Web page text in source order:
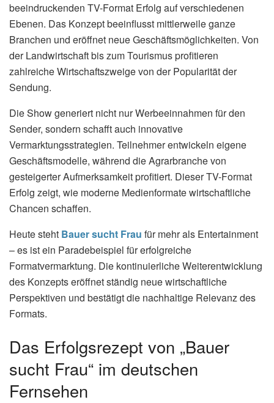
beeindruckenden TV-Format Erfolg auf verschiedenen
Ebenen. Das Konzept beeinflusst mittlerweile ganze
Branchen und eröffnet neue Geschäftsmöglichkeiten. Von
der Landwirtschaft bis zum Tourismus profitieren
zahlreiche Wirtschaftszweige von der Popularität der
Sendung.
Die Show generiert nicht nur Werbeeinnahmen für den
Sender, sondern schafft auch innovative
Vermarktungsstrategien. Teilnehmer entwickeln eigene
Geschäftsmodelle, während die Agrarbranche von
gesteigerter Aufmerksamkeit profitiert. Dieser TV-Format
Erfolg zeigt, wie moderne Medienformate wirtschaftliche
Chancen schaffen.
Heute steht Bauer sucht Frau für mehr als Entertainment
– es ist ein Paradebeispiel für erfolgreiche
Formatvermarktung. Die kontinuierliche Weiterentwicklung
des Konzepts eröffnet ständig neue wirtschaftliche
Perspektiven und bestätigt die nachhaltige Relevanz des
Formats.
Das Erfolgsrezept von „Bauer
sucht Frau“ im deutschen
Fernsehen